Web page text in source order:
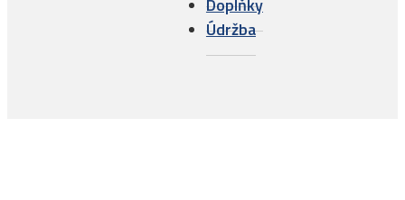
Doplňky
Údržba